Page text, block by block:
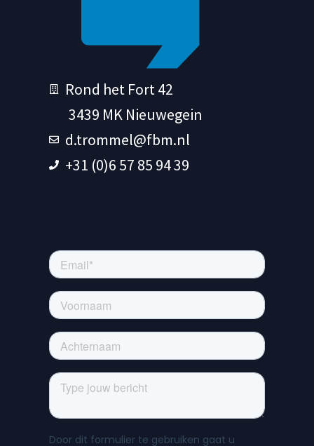
Rond het Fort 42
3439 MK Nieuwegein
d.trommel@fbm.nl
+31 (0)6 57 85 94 39